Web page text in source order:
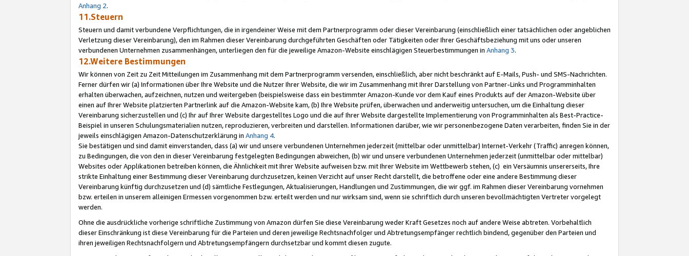
Anhang 2.
11.Steuern
Steuern und damit verbundene Verpflichtungen, die in irgendeiner Weise mit dem Partnerprogramm oder dieser Vereinbarung (einschließlich einer tatsächlichen oder angeblichen
Verletzung dieser Vereinbarung), den im Rahmen dieser Vereinbarung durchgeführten Geschäften oder Tätigkeiten oder Ihrer Geschäftsbeziehung mit uns oder unseren
verbundenen Unternehmen zusammenhängen, unterliegen den für die jeweilige Amazon-Website einschlägigen Steuerbestimmungen in Anhang 3.
12.Weitere Bestimmungen
Wir können von Zeit zu Zeit Mitteilungen im Zusammenhang mit dem Partnerprogramm versenden, einschließlich, aber nicht beschränkt auf E-Mails, Push- und SMS-Nachrichten.
Ferner dürfen wir (a) Informationen über Ihre Website und die Nutzer Ihrer Website, die wir im Zusammenhang mit Ihrer Darstellung von Partner-Links und Programminhalten
erhalten überwachen, aufzeichnen, nutzen und weitergeben (beispielsweise dass ein bestimmter Amazon-Kunde vor dem Kauf eines Produkts auf der Amazon-Website über
einen auf Ihrer Website platzierten Partnerlink auf die Amazon-Website kam, (b) Ihre Website prüfen, überwachen und anderweitig untersuchen, um die Einhaltung dieser
Vereinbarung sicherzustellen und (c) Ihr auf Ihrer Website dargestelltes Logo und die auf Ihrer Website dargestellte Implementierung von Programminhalten als Best-Practice-
Beispiel in unseren Schulungsmaterialien nutzen, reproduzieren, verbreiten und darstellen. Informationen darüber, wie wir personenbezogene Daten verarbeiten, finden Sie in der
jeweils einschlägigen Amazon-Datenschutzerklärung in Anhang 4.
Sie bestätigen und sind damit einverstanden, dass (a) wir und unsere verbundenen Unternehmen jederzeit (mittelbar oder unmittelbar) Internet-Verkehr (Traffic) anregen können,
zu Bedingungen, die von den in dieser Vereinbarung festgelegten Bedingungen abweichen, (b) wir und unsere verbundenen Unternehmen jederzeit (unmittelbar oder mittelbar)
Websites oder Applikationen betreiben können, die Ähnlichkeit mit Ihrer Website aufweisen bzw. mit Ihrer Website im Wettbewerb stehen, (c) ein Versäumnis unsererseits, Ihre
strikte Einhaltung einer Bestimmung dieser Vereinbarung durchzusetzen, keinen Verzicht auf unser Recht darstellt, die betroffene oder eine andere Bestimmung dieser
Vereinbarung künftig durchzusetzen und (d) sämtliche Festlegungen, Aktualisierungen, Handlungen und Zustimmungen, die wir ggf. im Rahmen dieser Vereinbarung vornehmen
bzw. erteilen in unserem alleinigen Ermessen vorgenommen bzw. erteilt werden und nur wirksam sind, wenn sie schriftlich durch unseren bevollmächtigten Vertreter vorgelegt
werden.
Ohne die ausdrückliche vorherige schriftliche Zustimmung von Amazon dürfen Sie diese Vereinbarung weder Kraft Gesetzes noch auf andere Weise abtreten. Vorbehaltlich
dieser Einschränkung ist diese Vereinbarung für die Parteien und deren jeweilige Rechtsnachfolger und Abtretungsempfänger rechtlich bindend, gegenüber den Parteien und
ihren jeweiligen Rechtsnachfolgern und Abtretungsempfängern durchsetzbar und kommt diesen zugute.